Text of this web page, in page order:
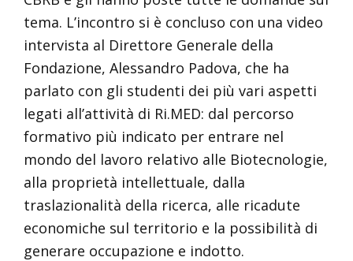
tema. L’incontro si è concluso con una video
intervista al Direttore Generale della
Fondazione, Alessandro Padova, che ha
parlato con gli studenti dei più vari aspetti
legati all’attività di Ri.MED: dal percorso
formativo più indicato per entrare nel
mondo del lavoro relativo alle Biotecnologie,
alla proprietà intellettuale, dalla
traslazionalità della ricerca, alle ricadute
economiche sul territorio e la possibilità di
generare occupazione e indotto.